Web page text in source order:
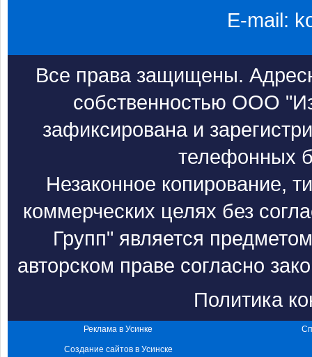
E-mail:
Все права защищены.
собственностью ООО
зафиксирована и
телефонных
Незаконное копирование,
коммерческих целях без
Групп" является
авторском праве согласно
Политика
Реклама в Усинке
Создание сайтов в Усинске